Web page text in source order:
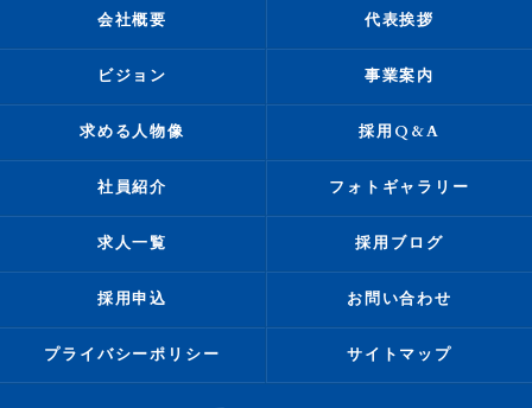
会社概要 代表挨拶
ビジョン 事業案内
求める人物像 採用Q&A
社員紹介 フォトギャラリー
求人一覧 採用ブログ
採用申込 お問い合わせ
プライバシーポリシー サイトマップ